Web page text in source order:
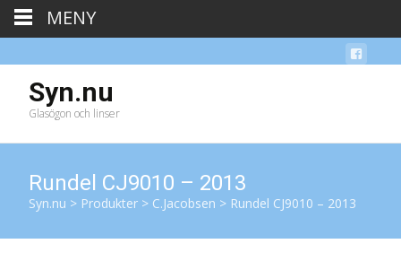
Syn.nu
Glasögon och linser
Rundel CJ9010 – 2013
Syn.nu > Produkter > C.Jacobsen > Rundel CJ9010 – 2013
MENY